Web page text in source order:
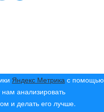
Яндекс Метрика с помощью
анализировать
и делать его лучше.